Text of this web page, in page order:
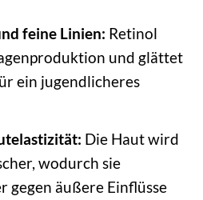
feine Linien: Retinol
und glättet
ein jugendlicheres
Die Haut wird
wodurch sie
gegen äußere Einflüsse